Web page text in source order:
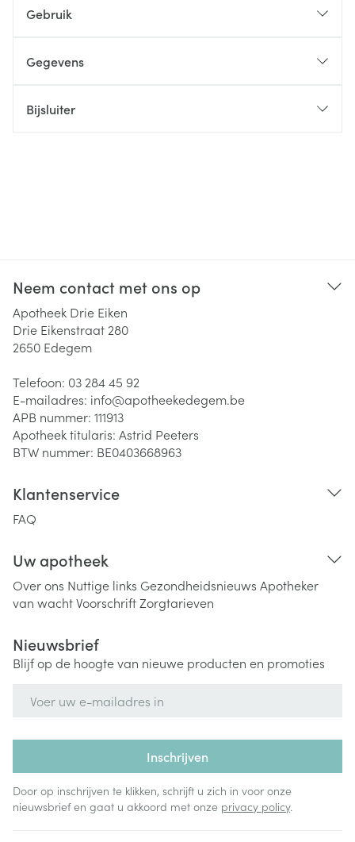
Gebruik
Gegevens
Bijsluiter
Neem contact met ons op
Apotheek Drie Eiken
Drie Eikenstraat 280
2650 Edegem
Telefoon: 03 284 45 92
E-mailadres: info@apotheekedegem.be
APB nummer: 111913
Apotheek titularis: Astrid Peeters
BTW nummer: BE0403668963
Klantenservice
FAQ
Uw apotheek
Over ons Nuttige links Gezondheidsnieuws Apotheker
van wachtVoorschriftZorgtarieven
Nieuwsbrief
Blijf op de hoogte van nieuwe producten en promoties
Inschrijven
Door op inschrijven te klikken, schrijft u zich in voor onze
nieuwsbrief en gaat u akkoord met onze privacy policy.